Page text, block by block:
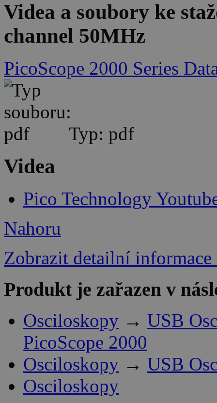
Videa a soubory ke
channel 50MHz
PicoScope 2000 Series
Typ: pdf
Videa
Pico Technology
Nahoru
Zobrazit detailní informace
Produkt je zařazen v
Osciloskopy → USB
PicoScope 2000
Osciloskopy → USB
Osciloskopy